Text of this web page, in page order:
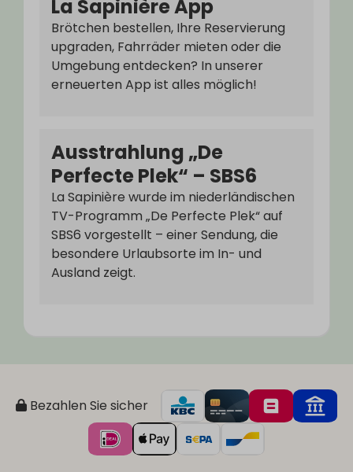
La Sapinière App
Brötchen bestellen, Ihre Reservierung
upgraden, Fahrräder mieten oder die
Umgebung entdecken? In unserer
erneuerten App ist alles möglich!
Ausstrahlung „De
Perfecte Plek“ – SBS6
La Sapinière wurde im niederländischen
TV-Programm „De Perfecte Plek“ auf
SBS6 vorgestellt – einer Sendung, die
besondere Urlaubsorte im In- und
Ausland zeigt.
Bezahlen Sie sicher